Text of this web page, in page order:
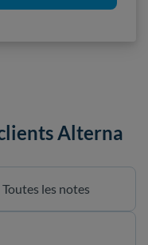
Alterna